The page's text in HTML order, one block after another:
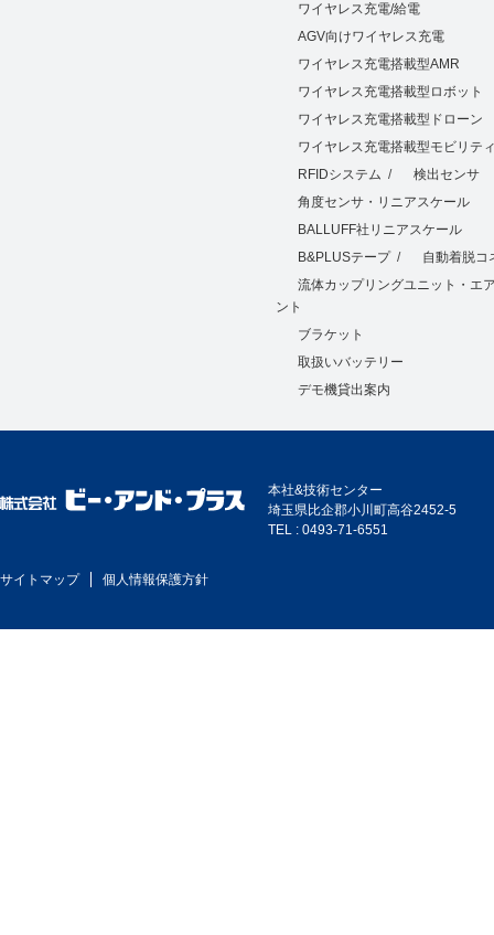
ワイヤレス充電/給電
AGV向けワイヤレス充電
ワイヤレス充電搭載型AMR
ワイヤレス充電搭載型ロボット
ワイヤレス充電搭載型ドローン
ワイヤレス充電搭載型モビリテ
RFIDシステム /
検出センサ
角度センサ・リニアスケール
BALLUFF社リニアスケール
B&PLUSテープ /
自動着脱コ
流体カップリングユニット・エ
ント
ブラケット
取扱いバッテリー
デモ機貸出案内
本社&技術センター
埼玉県比企郡小川町高谷2452-5
TEL : 0493-71-6551
サイトマップ 個人情報保護方針